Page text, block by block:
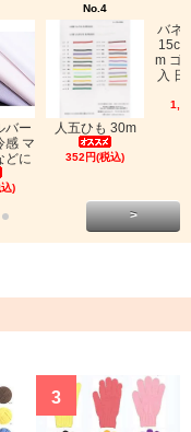
バー
感 マ
どに
)
No.4
人五ひも 30m
352円(税込)
バネ
m ゴ
入
>
3